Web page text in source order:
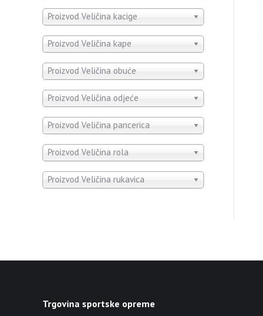
Proizvod Veličina kacige
Proizvod Veličina kape
Proizvod Veličina obuće
Proizvod Veličina odjeće
Proizvod Veličina pancerica
Proizvod Veličina rola
Proizvod Veličina rukavica
Trgovina sportske opreme